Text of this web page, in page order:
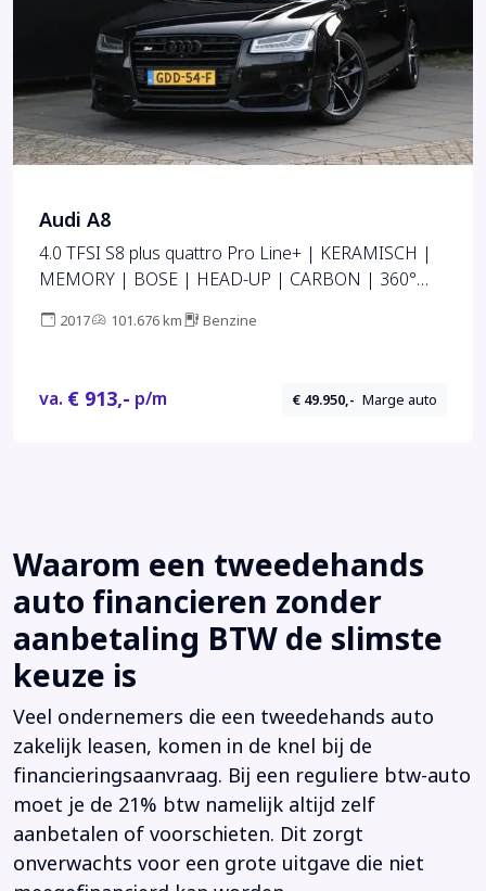
Audi A8
4.0 TFSI S8 plus quattro Pro Line+ | KERAMISCH |
MEMORY | BOSE | HEAD-UP | CARBON | 360°
MASSAGE |
2017 101.676 km Benzine
va. € 913,- p/m € 49.950,- Marge auto
Waarom een tweedehands
auto financieren zonder
aanbetaling BTW de slimste
keuze is
Veel ondernemers die een tweedehands auto
zakelijk leasen, komen in de knel bij de
financieringsaanvraag. Bij een reguliere btw-auto
moet je de 21% btw namelijk altijd zelf
aanbetalen of voorschieten. Dit zorgt
onverwachts voor een grote uitgave die niet